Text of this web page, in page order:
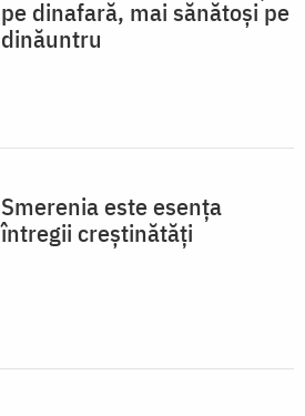
pe dinafară, mai sănătoși pe
dinăuntru
Smerenia este esența
întregii creștinătăți